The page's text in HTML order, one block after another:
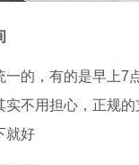
的，有的是早上
不用担心，正规
就好